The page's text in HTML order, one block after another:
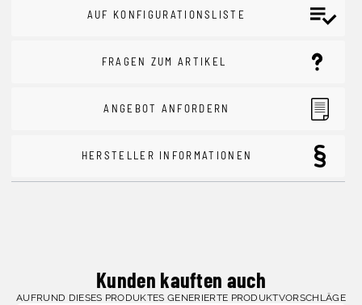
AUF KONFIGURATIONSLISTE
FRAGEN ZUM ARTIKEL
ANGEBOT ANFORDERN
HERSTELLER INFORMATIONEN
Kunden kauften auch
AUFRUND DIESES PRODUKTES GENERIERTE PRODUKTVORSCHLÄGE